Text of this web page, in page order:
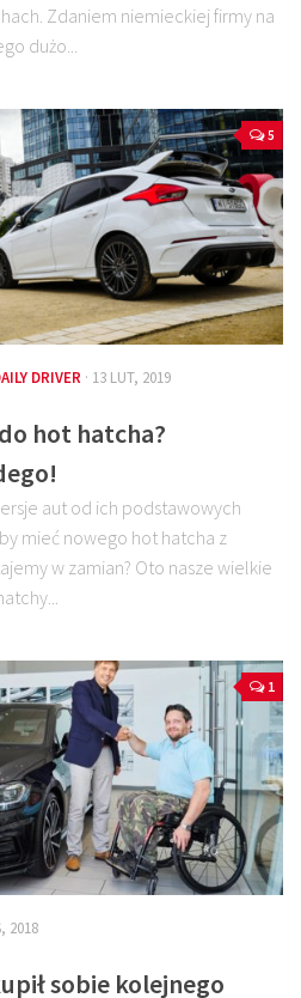
Zdaniem niemieckiej firmy na
dużo...
5
DRIVER · 13 LUT, 2019
hot hatcha?
aut od ich podstawowych
mieć nowego hot hatcha z
w zamian? Oto nasze wielkie
1
2018
sobie kolejnego